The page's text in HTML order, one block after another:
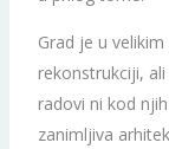
Grad je u
rekonstrukciji,
radovi ni kod
zanimljiva